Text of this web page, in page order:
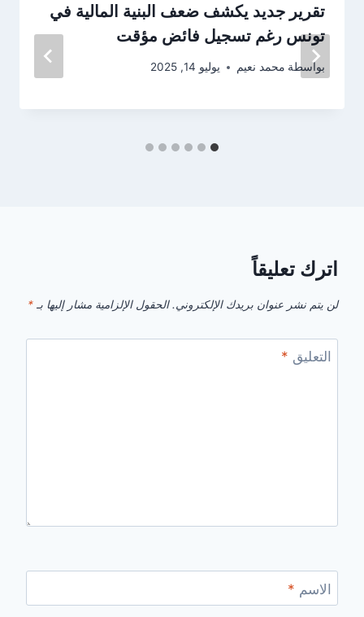
تقرير جديد يكشف ضعف البنية المالية في
تونس رغم تسجيل فائض مؤقت
بواسطة محمد نعيم يوليو 14, 2025
اترك تعليقاً
لن يتم نشر عنوان بريدك الإلكتروني. الحقول الإلزامية مشار إليها بـ *
التعليق *
الاسم *